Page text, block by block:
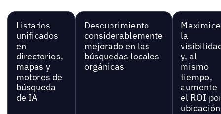
Listados
unificados
en
directorios,
mapas y
motores de
búsqueda
de IA
Descubrimiento
considerablemente
mejorado en las
búsquedas locales
orgánicas
Maximice
la
y, al
mismo
tiempo,
aumente
el ROI
ubicación